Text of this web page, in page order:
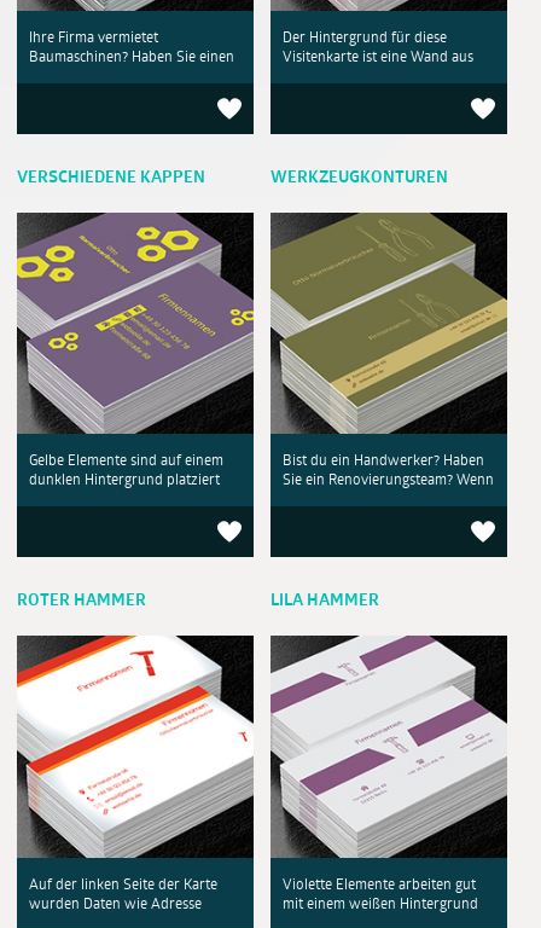
Ihre Firma vermietet
Baumaschinen? Haben Sie einen
Der Hintergrund für diese
Visitenkarte ist eine Wand aus
VERSCHIEDENE KAPPEN
Gelbe Elemente sind auf einem
dunklen Hintergrund platziert
WERKZEUGKONTUREN
Bist du ein Handwerker? Haben
Sie ein Renovierungsteam? Wenn
ROTER HAMMER
Auf der linken Seite der Karte
wurden Daten wie Adresse
LILA HAMMER
Violette Elemente arbeiten gut
mit einem weißen Hintergrund